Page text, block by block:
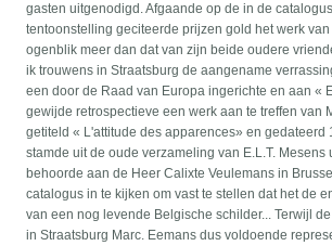
gasten uitgenodigd. Afgaande op de in de
tentoonstelling geciteerde prijzen gold het werk
ogenblik meer dan dat van zijn beide oudere
ik trouwens in Straatsburg de aangename
een door de Raad van Europa ingerichte en aan «
gewijde retrospectieve een werk aan te treffen van
getiteld « L'attitude des apparences» en gedateerd
stamde uit de oude verzameling van E.L.T. Mesens
behoorde aan de Heer Calixte Veulemans in
catalogus in te kijken om vast te stellen dat het de
van een nog levende Belgische schilder... Terwijl
in Straatsburg Marc. Eemans dus voldoende